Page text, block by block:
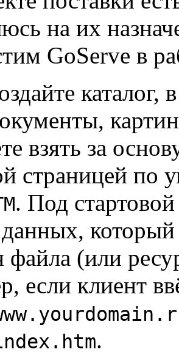
на их
GoServe в
взять за
страницей по
. Под
данных,
(или
если клиент
.